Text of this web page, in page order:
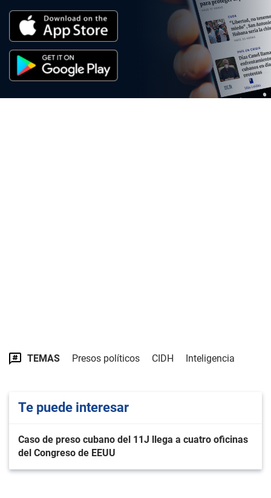
TEMAS Presos políticos CIDH Inteligencia
Te puede interesar
Caso de preso cubano del 11J llega a cuatro oficinas
del Congreso de EEUU